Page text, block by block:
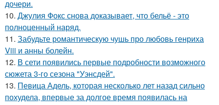
дочери.
10. Джулия Фокс снова доказывает, что бельё - это
полноценный наряд.
11. Забудьте романтическую чушь про любовь генриха
Viii и анны болейн.
12. В сети появились первые подробности возможного
сюжета 3-го сезона "Уэнсдей".
13. Певица Адель, которая несколько лет назад сильно
похудела, впервые за долгое время появилась на